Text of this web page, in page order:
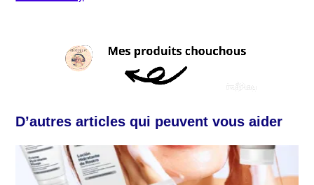
D’autres articles qui peuvent vous aider